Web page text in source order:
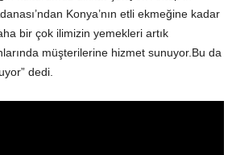
Konya’nın etli ekmeğine kadar
bir çok ilimizin yemekleri artık
müşterilerine hizmet sunuyor.Bu da
dedi.